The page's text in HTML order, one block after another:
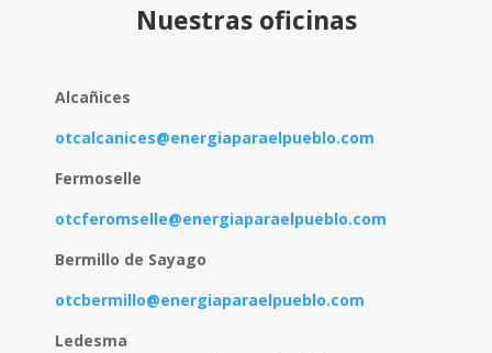
Nuestras oficinas
Alcañices
otcalcanices@energiaparaelpueblo.com
Fermoselle
otcferomselle@energiaparaelpueblo.com
Bermillo de Sayago
otcbermillo@energiaparaelpueblo.com
Ledesma